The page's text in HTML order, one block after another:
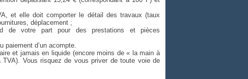
et elle doit comporter le détail des travaux (taux
déplacement ;
de votre part pour des prestations et pièces
d’un acompte.
et jamais en liquide (encore moins de « la main à
Vous risquez de vous priver de toute voie de